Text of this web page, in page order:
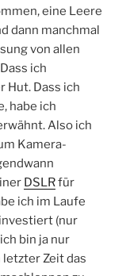
eine Leere
dann manchmal
von allen
ich
Hut. Dass ich
habe ich
Also ich
Kamera-
DSLRfür
ich im Laufe
(nur
bin ja nur
letzter Zeit das